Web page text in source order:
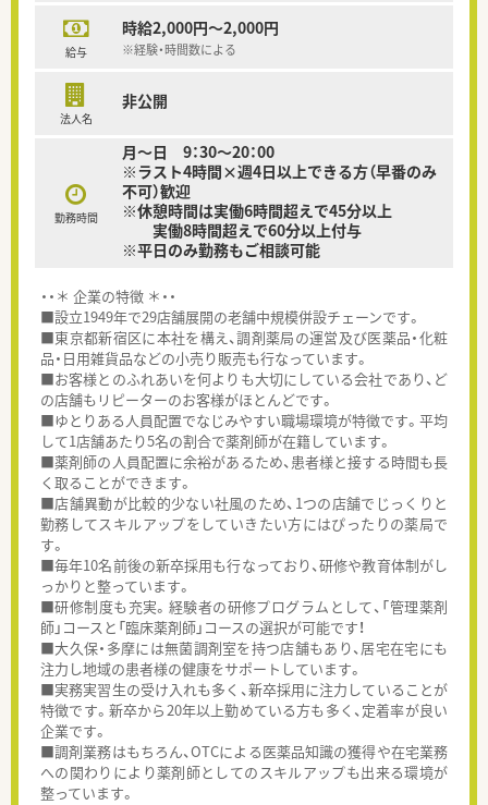
給与
時給2,000円～2,000円
※経験・時間数による
法人名
非公開
勤務時間
月～日 9：30～20：00
※ラスト4時間×週4日以上できる方（早番のみ
不可）歓迎
※休憩時間は実働6時間超えで45分以上
実働8時間超えで60分以上付与
※平日のみ勤務もご相談可能
・・＊ 企業の特徴 ＊・・
■設立1949年で29店舗展開の老舗中規模併設チェーンです。
■東京都新宿区に本社を構え、調剤薬局の運営及び医薬品・化粧
品・日用雑貨品などの小売り販売も行なっています。
■お客様とのふれあいを何よりも大切にしている会社であり、ど
の店舗もリピーターのお客様がほとんどです。
■ゆとりある人員配置でなじみやすい職場環境が特徴です。平均
して1店舗あたり5名の割合で薬剤師が在籍しています。
■薬剤師の人員配置に余裕があるため、患者様と接する時間も長
く取ることができます。
■店舗異動が比較的少ない社風のため、1つの店舗でじっくりと
勤務してスキルアップをしていきたい方にはぴったりの薬局で
す。
■毎年10名前後の新卒採用も行なっており、研修や教育体制がし
っかりと整っています。
■研修制度も充実。経験者の研修プログラムとして、「管理薬剤
師」コースと「臨床薬剤師」コースの選択が可能です！
■大久保・多摩には無菌調剤室を持つ店舗もあり、居宅在宅にも
注力し地域の患者様の健康をサポートしています。
■実務実習生の受け入れも多く、新卒採用に注力していることが
特徴です。新卒から20年以上勤めている方も多く、定着率が良い
企業です。
■調剤業務はもちろん、OTCによる医薬品知識の獲得や在宅業務
への関わりにより薬剤師としてのスキルアップも出来る環境が
整っています。